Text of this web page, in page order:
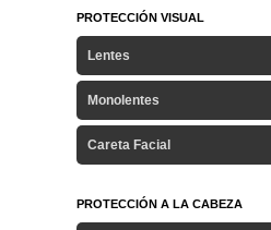
PROTECCIÓN VISUAL
Lentes
Monolentes
Careta Facial
PROTECCIÓN A LA CABEZA